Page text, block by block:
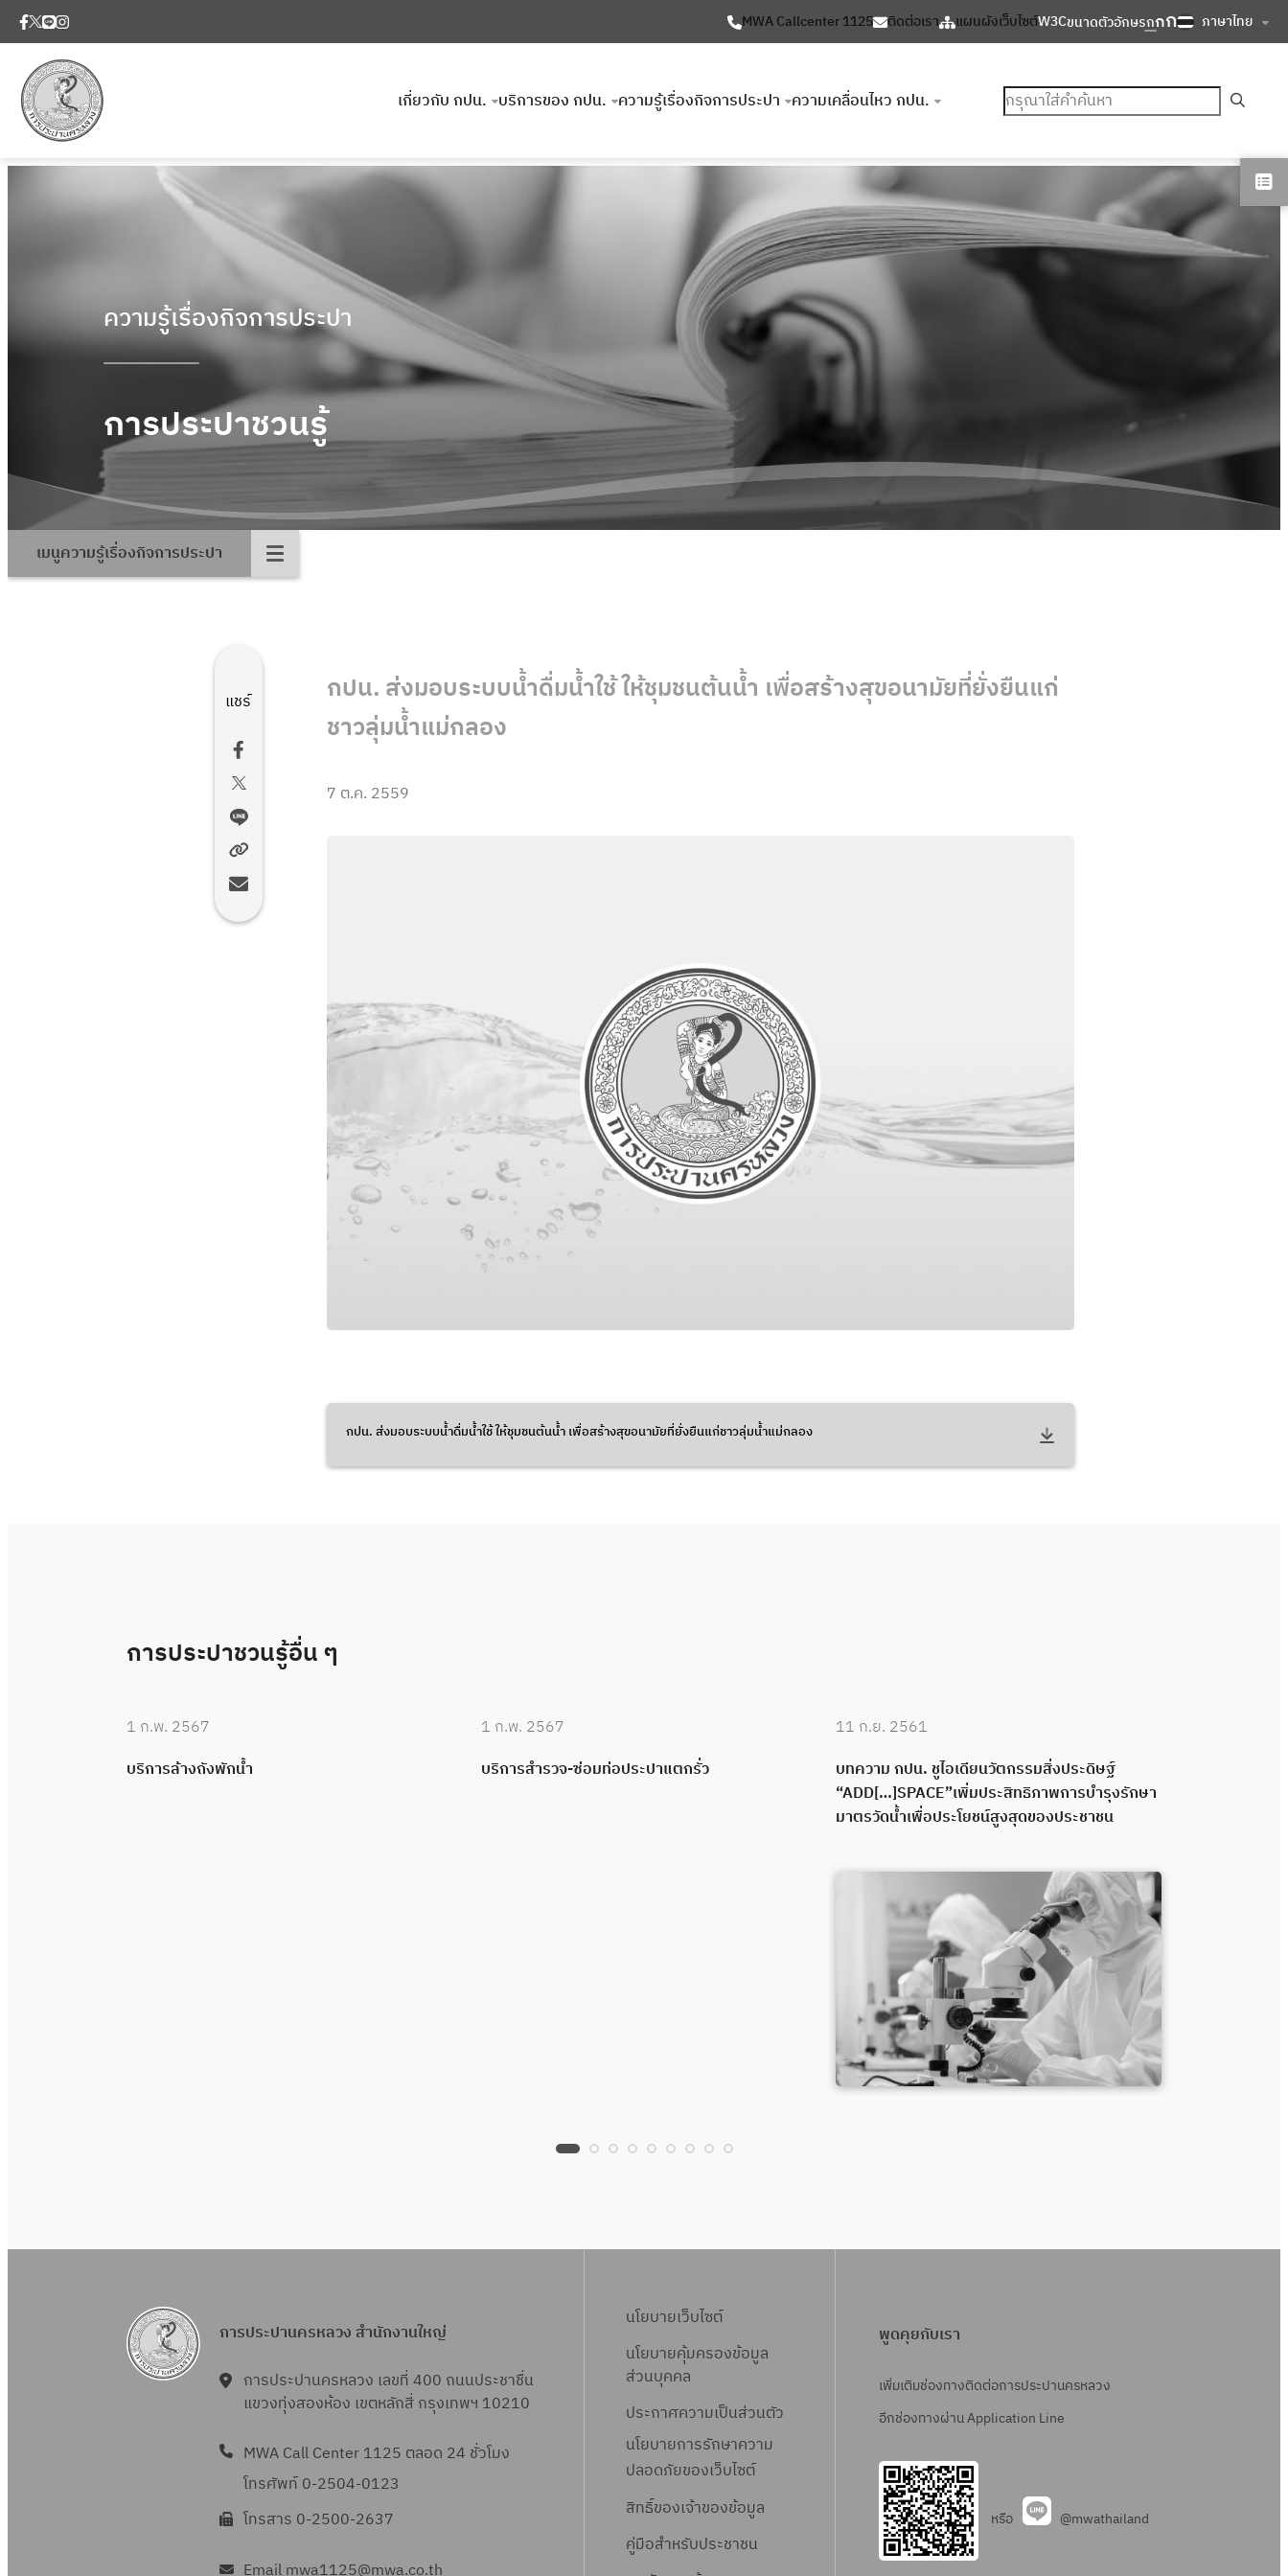
MWA Callcenter 1125 ติดต่อเรา แผนผังเว็บไซต์W3Cขนาดตัวอักษรกกก ภาษาไทย
เกี่ยวกับ กปน. บริการของ กปน. ความรู้เรื่องกิจการประปา ความเคลื่อนไหว กปน. ค้นหา
ความรู้เรื่องกิจการประปา
การประปาชวนรู้
เมนูความรู้เรื่องกิจการประปา
แชร์
กปน. ส่งมอบระบบน้ำดื่มน้ำใช้ ให้ชุมชนต้นน้ำ เพื่อสร้างสุขอนามัยที่ยั่งยืนแก่
ชาวลุ่มน้ำแม่กลอง
7 ต.ค. 2559
กปน. ส่งมอบระบบน้ำดื่มน้ำใช้ ให้ชุมชนต้นน้ำ เพื่อสร้างสุขอนามัยที่ยั่งยืนแก่ชาวลุ่มน้ำแม่กลอง
การประปาชวนรู้อื่น ๆ
1 ก.พ. 2567
บริการล้างถังพักน้ำ
1 ก.พ. 2567
บริการสำรวจ-ซ่อมท่อประปาแตกรั่ว
11 ก.ย. 2561
บทความ กปน. ชูไอเดียนวัตกรรมสิ่งประดิษฐ์
“ADD[…]SPACE”เพิ่มประสิทธิภาพการบำรุงรักษา
มาตรวัดน้ำเพื่อประโยชน์สูงสุดของประชาชน
การประปานครหลวง สำนักงานใหญ่
การประปานครหลวง เลขที่ 400 ถนนประชาชื่น
แขวงทุ่งสองห้อง เขตหลักสี่ กรุงเทพฯ 10210
MWA Call Center 1125 ตลอด 24 ชั่วโมง
โทรศัพท์ 0-2504-0123
โทรสาร 0-2500-2637
นโยบายเว็บไซต์
นโยบายคุ้มครองข้อมูล
ส่วนบุคคล
ประกาศความเป็นส่วนตัว
นโยบายการรักษาความ
ปลอดภัยของเว็บไซต์
สิทธิ์ของเจ้าของข้อมูล
คู่มือสำหรับประชาชน
พูดคุยกับเรา
เพิ่มเติมช่องทางติดต่อการประปานครหลวง
อีกช่องทางผ่าน Application Line
หรือ @mwathailand